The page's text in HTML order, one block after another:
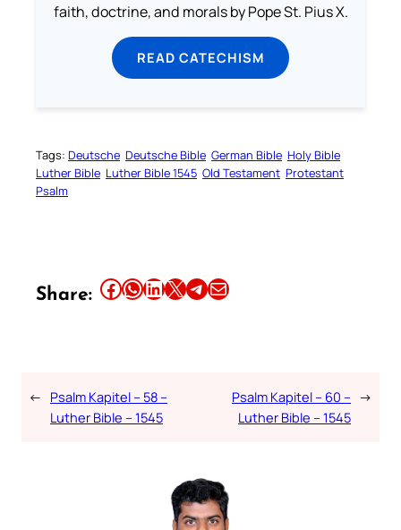
faith, doctrine, and morals by Pope St. Pius X.
READ CATECHISM
Tags: Deutsche Deutsche Bible German Bible Holy Bible
Luther Bible Luther Bible 1545 Old Testament Protestant
Psalm
Share: Share this article on Facebook Share this article on WhatsApp Share this article on LinkedIn Share this article on X Share this article on TelegramEmail this Article
← Psalm Kapitel – 58 –
Luther Bible – 1545
Psalm Kapitel – 60 –
Luther Bible – 1545
→